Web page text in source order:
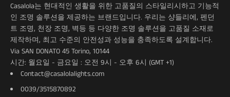
Casalola는 현대적인 생활을 위한 고품질의 스타일리시하고 기능적
인 조명 솔루션을 제공하는 브랜드입니다. 우리는 샹들리에, 펜던
트 조명, 천장 조명, 벽등 등 다양한 조명 솔루션을 고품질 소재로
제작하며, 최고 수준의 안전성과 성능을 충족하도록 설계합니다.
Via SAN DONATO 45 Torino, 10144
시간: 월요일 - 금요일 : 오전 9시 - 오후 6시 (GMT +1)
Contact@casalolalights.com
0039/3515870892